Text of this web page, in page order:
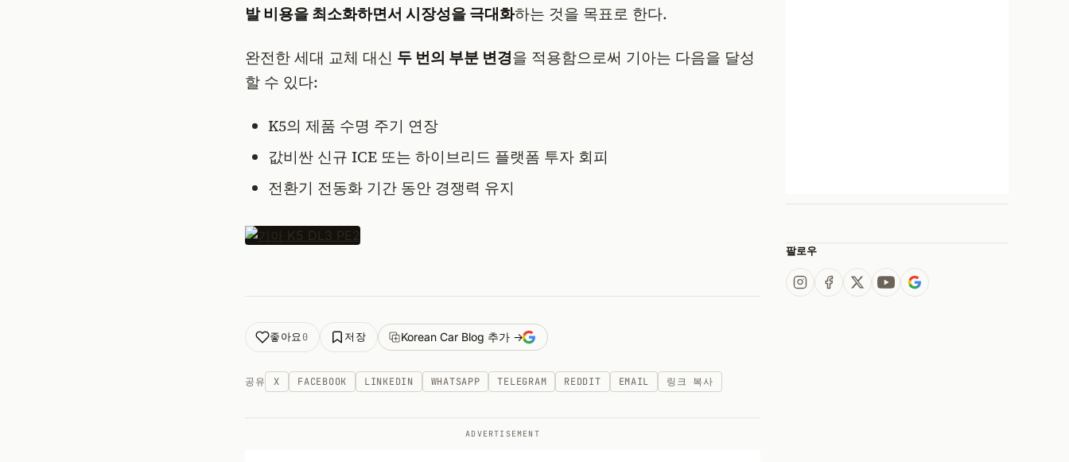
발 비용을 최소화하면서 시장성을 극대화하는 것을 목표로 한다.
완전한 세대 교체 대신 두 번의 부분 변경을 적용함으로써 기아는 다음을 달성
할 수 있다:
K5의 제품 수명 주기 연장
값비싼 신규 ICE 또는 하이브리드 플랫폼 투자 회피
전환기 전동화 기간 동안 경쟁력 유지
좋아요0 저장 Korean Car Blog 추가 →
공유 X FACEBOOK LINKEDIN WHATSAPP TELEGRAM REDDIT EMAIL 링크 복사
ADVERTISEMENT
팔로우